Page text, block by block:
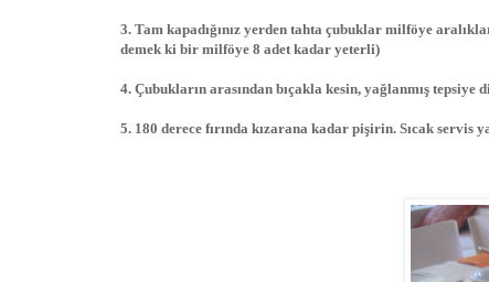
3. Tam kapadığınız yerden tahta çubuklar milföye
demek ki bir milföye 8 adet kadar yeterli)
4. Çubukların arasından bıçakla kesin, yağlanmış tepsiye
5. 180 derece fırında kızarana kadar pişirin. Sıcak servis